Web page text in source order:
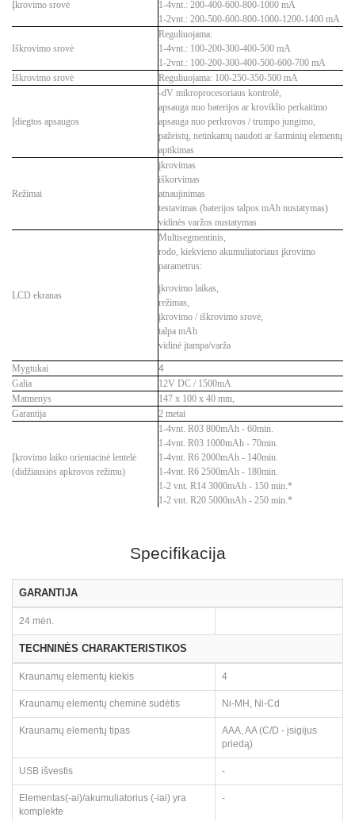
Įkrovimo srovė
1-4vnt.: 200-400-600-800-1000 mA
1-2vnt.: 200-500-600-800-1000-1200-1400 mA
Iškrovimo srovė
Reguliuojama:
1-4vnt.: 100-200-300-400-500 mA
1-2vnt.: 100-200-300-400-500-600-700 mA
Iškrovimo srovė
Reguliuojama: 100-250-350-500 mA
Įdiegtos apsaugos
-dV mikroprocesoriaus kontrolė,
apsauga nuo baterijos ar kroviklio perkaitimo
apsauga nuo perkrovos / trumpo jungimo,
pažeistų, netinkamų naudoti ar šarminių elementų
aptikimas
Režimai
įkrovimas
iškorvimas
atnaujinimas
testavimas (baterijos talpos mAh nustatymas)
vidinės varžos nustatymas
LCD ekranas
Multisegmentinis,
rodo, kiekvieno akumuliatoriaus įkrovimo
parametrus:
įkrovimo laikas,
režimas,
įkrovimo / iškrovimo srovė,
talpa mAh
vidinė įtampa/varža
Mygtukai
4
Galia
12V DC / 1500mA
Matmenys
147 x 100 x 40 mm,
Garantija
2 metai
Įkrovimo laiko orientacinė lentelė
(didžiausios apkrovos režimu)
1-4vnt. R03 800mAh - 60min.
1-4vnt. R03 1000mAh - 70min.
1-4vnt. R6 2000mAh - 140min.
1-4vnt. R6 2500mAh - 180min.
1-2 vnt. R14 3000mAh - 150 min.*
1-2 vnt. R20 5000mAh - 250 min.*
Specifikacija
GARANTIJA
24 mėn.
TECHNINĖS CHARAKTERISTIKOS
Kraunamų elementų kiekis 4
Kraunamų elementų cheminė sudėtis Ni-MH, Ni-Cd
Kraunamų elementų tipas
AAA, AA (C/D - įsigijus
priedą)
USB išvestis -
Elementas(-ai)/akumuliatorius (-iai) yra
komplekte
-